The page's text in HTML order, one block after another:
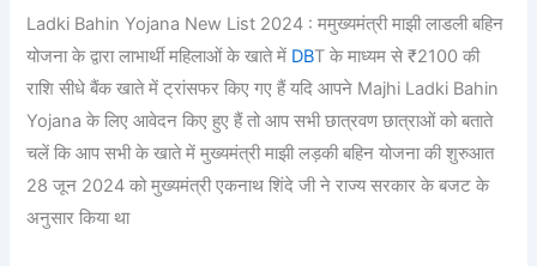
Ladki Bahin Yojana New List 2024 : ममुख्यमंत्री माझी लाडली बहिन
योजना के द्वारा लाभार्थी महिलाओं के खाते में DBT के माध्यम से ₹2100 की
राशि सीधे बैंक खाते में ट्रांसफर किए गए हैं यदि आपने Majhi Ladki Bahin
Yojana के लिए आवेदन किए हुए हैं तो आप सभी छात्रवण छात्राओं को बताते
चलें कि आप सभी के खाते में मुख्यमंत्री माझी लड़की बहिन योजना की शुरुआत
28 जून 2024 को मुख्यमंत्री एकनाथ शिंदे जी ने राज्य सरकार के बजट के
अनुसार किया था